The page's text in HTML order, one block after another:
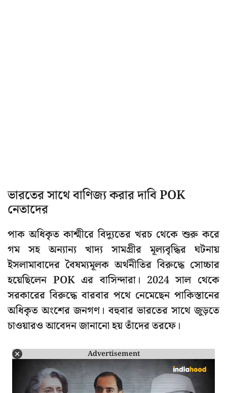
ভারতের সাথে বাণিজ্য করার দাবি POK
নেতাদের
পাক অধিকৃত কাশ্মীরে বিদ্যুতের খরচ থেকে শুরু করে
গম সহ অন্যান্য খাদ্য সামগ্রীর মূল্যবৃদ্ধির ঘটনায়
ইসলামাবাদের বৈষম্যমূলক অর্থনীতির বিরুদ্ধে সোচ্চার
হয়েছিলেন POK এর বাসিন্দারা। 2024 সাল থেকে
সরকারের বিরুদ্ধে বারবার পথে নেমেছেন পাকিস্তানের
অধিকৃত অংশের জনগণ। বহুবার ভারতের সাথে জুড়তে
চাওয়ারও আবেদন জানানো হয় তাঁদের তরফে।
Advertisement